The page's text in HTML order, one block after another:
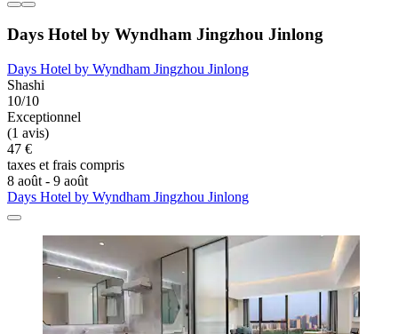
Days Hotel by Wyndham Jingzhou Jinlong
Days Hotel by Wyndham Jingzhou Jinlong
Shashi
10/10
Exceptionnel
(1 avis)
47 €
taxes et frais compris
8 août - 9 août
Days Hotel by Wyndham Jingzhou Jinlong